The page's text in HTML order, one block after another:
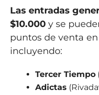
Las entradas
$10.000y se
puntos de venta
incluyendo:
Tercer Tiempo
Adictas